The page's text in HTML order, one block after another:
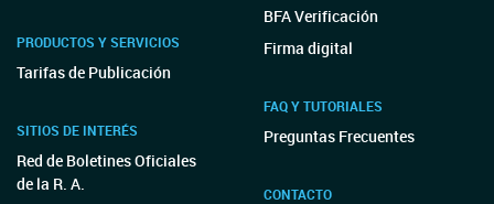
PRODUCTOS Y SERVICIOS
Tarifas de Publicación
SITIOS DE INTERÉS
Red de Boletines Oficiales
de la R. A.
BFA Verificación
Firma digital
FAQ Y TUTORIALES
Preguntas Frecuentes
CONTACTO